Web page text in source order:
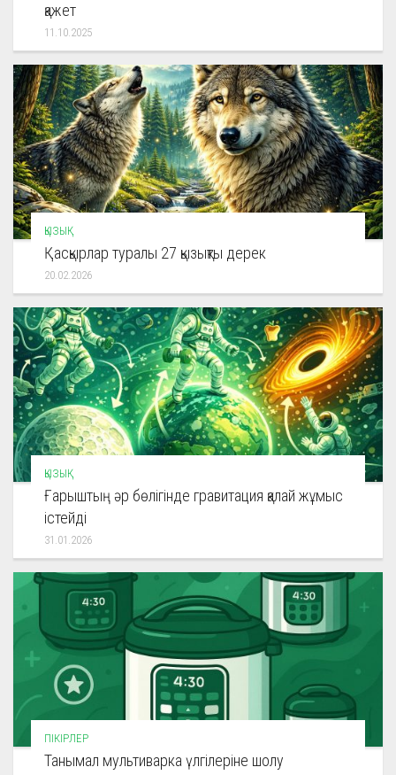
қажет
11.10.2025
ҚЫЗЫҚ
Қасқырлар туралы 27 қызықты дерек
20.02.2026
ҚЫЗЫҚ
Ғарыштың әр бөлігінде гравитация қалай жұмыс
істейді
31.01.2026
ПІКІРЛЕР
Танымал мультиварка үлгілеріне шолу